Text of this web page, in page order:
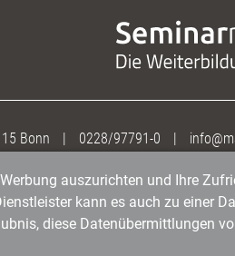
Bonn | 0228/97791-0 |
auszurichten und Ihre
kann es auch zu einer
diese Datenübermittlungen